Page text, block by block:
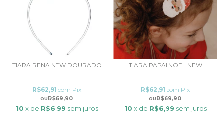
TIARA RENA NEW DOURADO
R$69,90
R$62,91 com Pix
10 x de R$6,99 sem juros
TIARA PAPAI NOEL NEW
R$69,90
R$62,91 com Pix
10 x de R$6,99 sem juros